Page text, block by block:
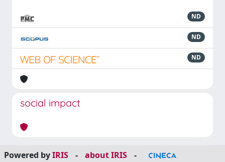
ND
ND
ND
social impact
Powered byIRIS - about IRIS
-